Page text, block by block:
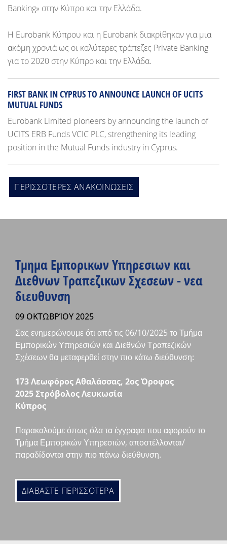
Banking» στην Κύπρο και την Ελλάδα.
Η Eurobank Κύπρου και η Eurobank διακρίθηκαν για μια
ακόμη χρονιά ως οι καλύτερες τράπεζες Private Banking
για το 2020 στην Κύπρο και την Ελλάδα.
FIRST BANK IN CYPRUS TO ANNOUNCE LAUNCH OF UCITS
MUTUAL FUNDS
Eurobank Limited pioneers by announcing the launch of
UCITS ERB Funds VCIC PLC, strengthening its leading
position in the Mutual Funds industry in Cyprus.
ΠΕΡΙΣΣOΤΕΡΕΣ ΑΝΑΚΟΙΝΩΣΕΙΣ
Τμημα Εμπορικων Υπηρεσιων και
Διεθνων Τραπεζικων Σχεσεων - νεα
διευθυνση
09 ΟΚΤΩΒΡΊΟΥ 2025
Σας ενημερώνουμε ότι από τις 06/10/2025 το Τμήμα
Εμπορικών Υπηρεσιών και Διεθνών Τραπεζικών
Σχέσεων θα μεταφερθεί στην πιο κάτω διεύθυνση:
173 Λεωφόρος Αθαλάσσας, 2ος Όροφος
2025 Στρόβολος Λευκωσία
Κύπρος
Παρακαλούμε όπως όλα τα έγγραφα που αφορούν το
Τμήμα Εμπορικών Υπηρεσιών, αποστέλλονται/
παραδίδονται στην πιο πάνω διεύθυνση.
ΔΙΑΒΑΣΤΕ ΠΕΡΙΣΣΟΤΕΡΑ